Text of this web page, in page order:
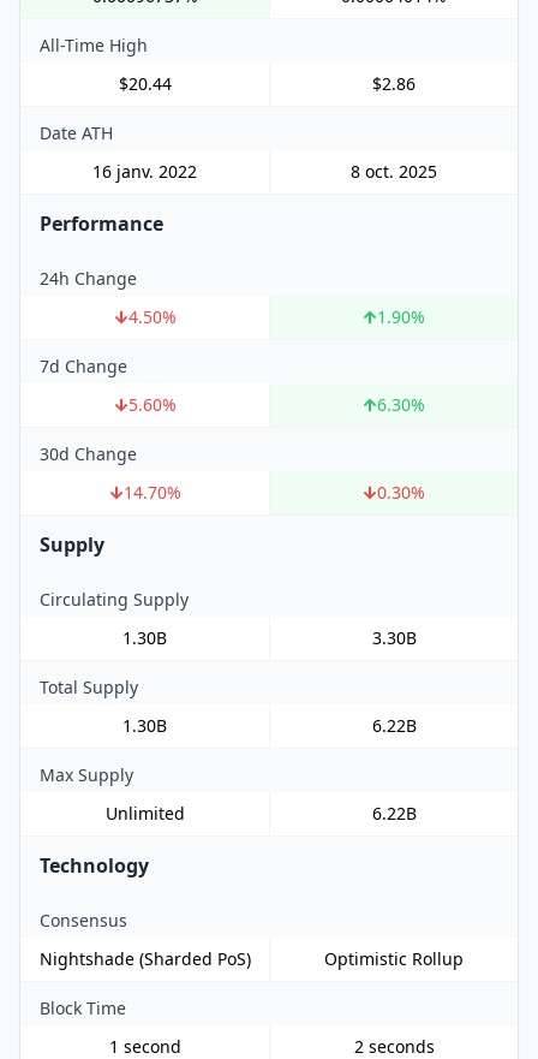
All-Time High
$20.44
$2.86
Date ATH
16 janv. 2022
8 oct. 2025
Performance
24h Change
4.50% 1.90%
7d Change
5.60% 6.30%
30d Change
14.70% 0.30%
Supply
Circulating Supply
1.30B
3.30B
Total Supply
1.30B
6.22B
Max Supply
Unlimited
6.22B
Technology
Consensus
Nightshade (Sharded PoS)
Optimistic Rollup
Block Time
1 second
2 seconds